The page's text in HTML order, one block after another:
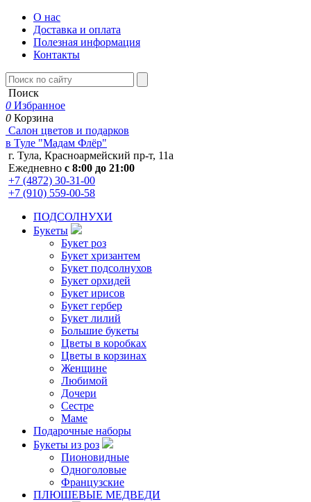
О нас
Доставка и оплата
Полезная информация
Контакты
Поиск
0 Избранное
0 Корзина
Салон цветов и подарков
в Туле "Мадам Флёр"
г. Тула, Красноармейский пр-т, 11а
Ежедневно с 8:00 до 21:00
+7 (4872) 30-31-00
+7 (910) 559-00-58
ПОДСОЛНУХИ
Букеты
Букет роз
Букет хризантем
Букет подсолнухов
Букет орхидей
Букет ирисов
Букет гербер
Букет лилий
Большие букеты
Цветы в коробках
Цветы в корзинах
Женщине
Любимой
Дочери
Сестре
Маме
Подарочные наборы
Букеты из роз
Пионовидные
Одноголовые
Французские
ПЛЮШЕВЫЕ МЕДВЕДИ